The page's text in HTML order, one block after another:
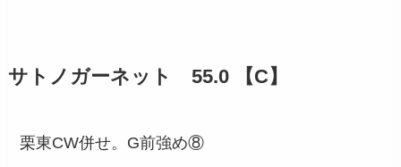
サトノガーネット 55.0 【C】
栗東CW併せ。G前強め⑧